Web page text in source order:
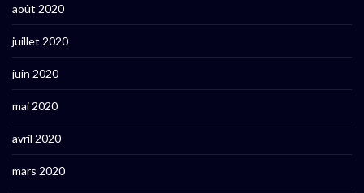
août 2020
juillet 2020
juin 2020
mai 2020
avril 2020
mars 2020